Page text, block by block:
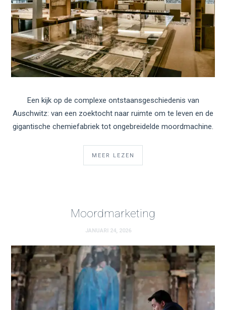
Een kijk op de complexe ontstaansgeschiedenis van
Auschwitz: van een zoektocht naar ruimte om te leven en de
gigantische chemiefabriek tot ongebreidelde moordmachine.
MEER LEZEN
Moordmarketing
JANUARI 24, 2026